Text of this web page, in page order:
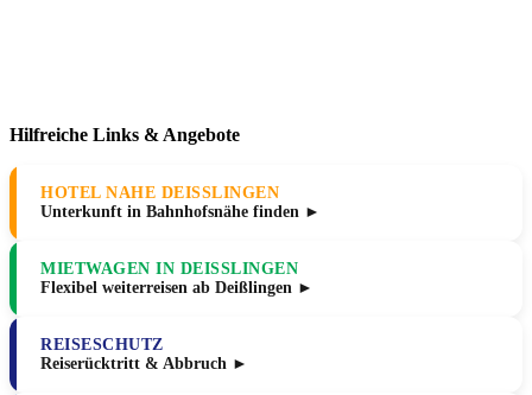
Hilfreiche Links & Angebote
HOTEL NAHE DEISSLINGEN
Unterkunft in Bahnhofsnähe finden ►
MIETWAGEN IN DEISSLINGEN
Flexibel weiterreisen ab Deißlingen ►
REISESCHUTZ
Reiserücktritt & Abbruch ►